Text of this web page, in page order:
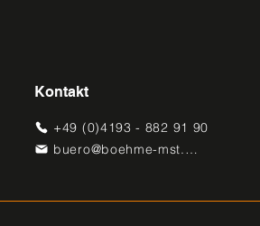
Kontakt
+49 (0)4193 - 882 91 90
buero@boehme-mst.de